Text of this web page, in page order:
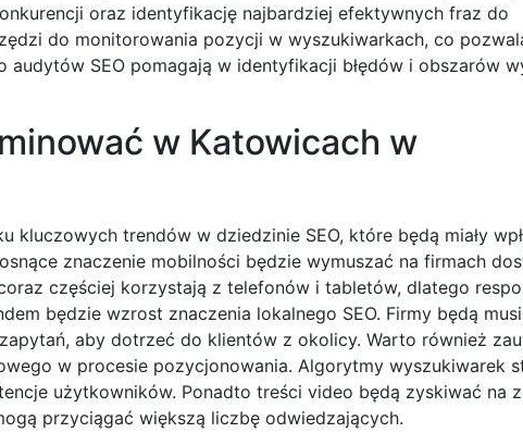
oraz identyfikację najbardziej efektywnych fraz do
do monitorowania pozycji w wyszukiwarkach, co
audytów SEO pomagają w identyfikacji błędów i obszarów
w Katowicach w
kluczowych trendów w dziedzinie SEO, które będą miały
znaczenie mobilności będzie wymuszać na firmach
częściej korzystają z telefonów i tabletów, dlatego
będzie wzrost znaczenia lokalnego SEO. Firmy będą
aby dotrzeć do klientów z okolicy. Warto również
w procesie pozycjonowania. Algorytmy wyszukiwarek
użytkowników. Ponadto treści video będą zyskiwać na
przyciągać większą liczbę odwiedzających.